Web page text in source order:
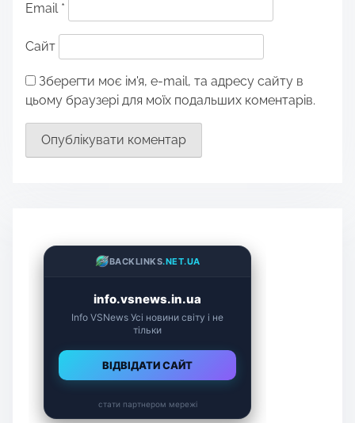
Email *
Сайт
Зберегти моє ім'я, e-mail, та адресу сайту в
цьому браузері для моїх подальших коментарів.